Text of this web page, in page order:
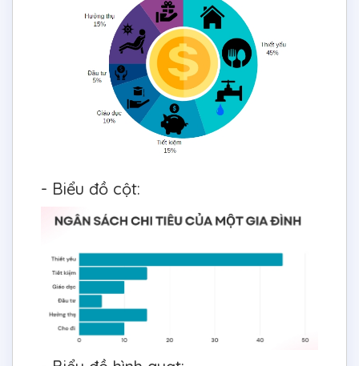
- Biểu đồ cột: